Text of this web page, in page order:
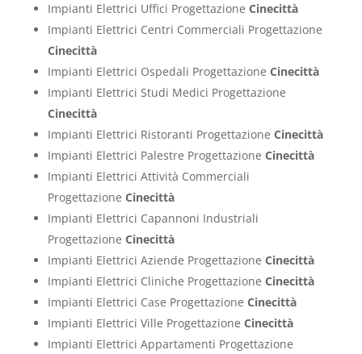
Impianti Elettrici Uffici Progettazione Cinecittà
Impianti Elettrici Centri Commerciali Progettazione
Cinecittà
Impianti Elettrici Ospedali Progettazione Cinecittà
Impianti Elettrici Studi Medici Progettazione
Cinecittà
Impianti Elettrici Ristoranti Progettazione Cinecittà
Impianti Elettrici Palestre Progettazione Cinecittà
Impianti Elettrici Attività Commerciali
Progettazione Cinecittà
Impianti Elettrici Capannoni Industriali
Progettazione Cinecittà
Impianti Elettrici Aziende Progettazione Cinecittà
Impianti Elettrici Cliniche Progettazione Cinecittà
Impianti Elettrici Case Progettazione Cinecittà
Impianti Elettrici Ville Progettazione Cinecittà
Impianti Elettrici Appartamenti Progettazione